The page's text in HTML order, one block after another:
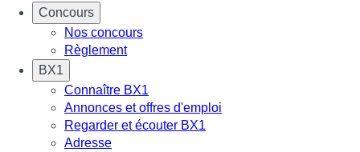
Concours
Nos concours
Règlement
BX1
Connaître BX1
Annonces et offres d'emploi
Regarder et écouter BX1
Adresse